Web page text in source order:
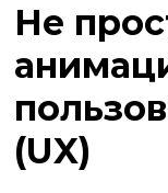
Не
(UX)